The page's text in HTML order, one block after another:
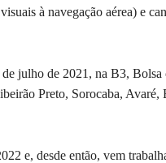
à navegação aérea) e
julho de 2021, na B3, Bolsa
Preto, Sorocaba,
e, desde então, vem